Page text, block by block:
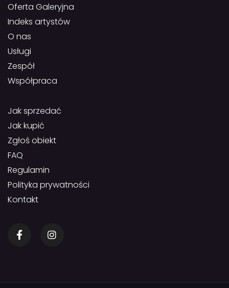
Oferta Galeryjna
Indeks artystów
O nas
Usługi
Zespół
Współpraca
Jak sprzedać
Jak kupić
Zgłoś obiekt
FAQ
Regulamin
Polityka prywatności
Kontakt